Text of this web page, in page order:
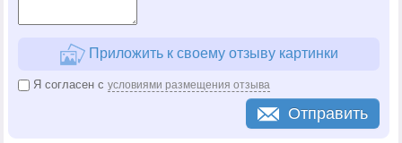
Приложить к своему отзыву картинки
Я согласен с условиями размещения отзыва
Отправить